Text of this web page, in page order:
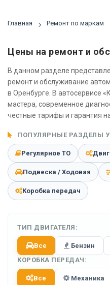
Главная Ремонт по маркам
Цены на ремонт и
В данном разделе
ремонт и обслуживание
в Оренбурге. В автосервисе
мастера, современное
честные тарифы и гарантия
ПОПУЛЯРНЫЕ РАЗДЕЛЫ
Регулярное ТО
Подвеска / Ходовая
Коробка передач
ТИП ДВИГАТЕЛЯ:
Все Бензин
КОРОБКА ПЕРЕДАЧ:
Все Механика